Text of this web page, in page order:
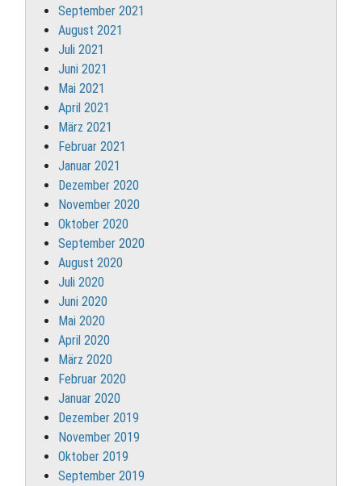
September 2021
August 2021
Juli 2021
Juni 2021
Mai 2021
April 2021
März 2021
Februar 2021
Januar 2021
Dezember 2020
November 2020
Oktober 2020
September 2020
August 2020
Juli 2020
Juni 2020
Mai 2020
April 2020
März 2020
Februar 2020
Januar 2020
Dezember 2019
November 2019
Oktober 2019
September 2019